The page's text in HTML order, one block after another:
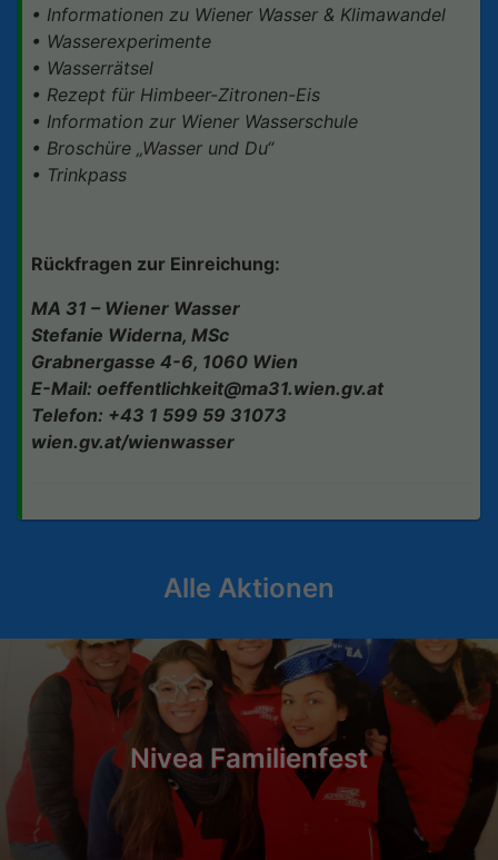
• Informationen zu Wiener Wasser & Klimawandel
• Wasserexperimente
• Wasserrätsel
• Rezept für Himbeer-Zitronen-Eis
• Information zur Wiener Wasserschule
• Broschüre „Wasser und Du“
• Trinkpass
Rückfragen zur Einreichung:
MA 31 – Wiener Wasser
Stefanie Widerna, MSc
Grabnergasse 4-6, 1060 Wien
E-Mail: oeffentlichkeit@ma31.wien.gv.at
Telefon: +43 1 599 59 31073
wien.gv.at/wienwasser
Alle Aktionen
Nivea Familienfest